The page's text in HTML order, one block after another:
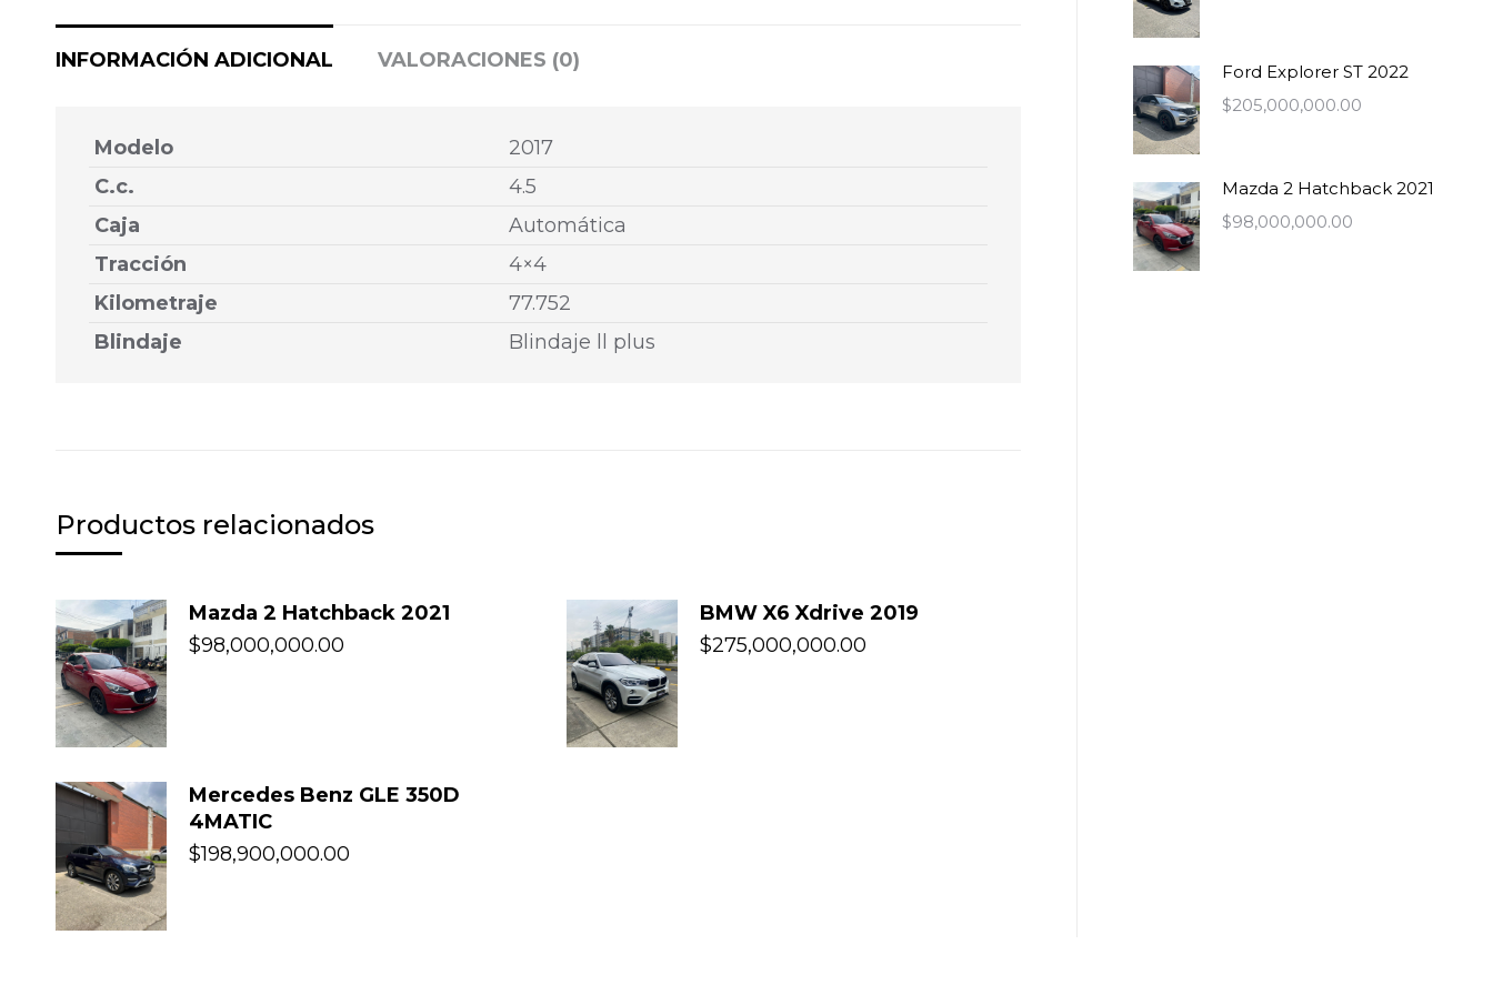
INFORMACIÓN ADICIONAL VALORACIONES (0)
Modelo
2017
C.c.
4.5
Caja
Automática
Tracción
4×4
Kilometraje
77.752
Blindaje
Blindaje ll plus
Productos relacionados
Mazda 2 Hatchback 2021
$98,000,000.00
BMW X6 Xdrive 2019
$275,000,000.00
Mercedes Benz GLE 350D
4MATIC
$198,900,000.00
Ford Explorer ST 2022
$205,000,000.00
Mazda 2 Hatchback 2021
$98,000,000.00